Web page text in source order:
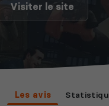
Visiter le site
Les avis